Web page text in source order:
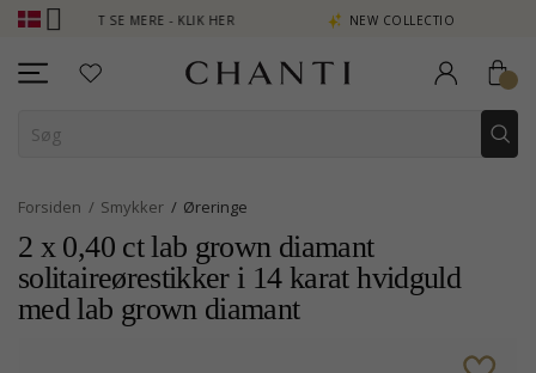
SE MERE - KLIK HER NEW COLLECTION | AURA
Forsiden Smykker Øreringe
2 x 0,40 ct lab grown diamant
solitaireørestikker i 14 karat hvidguld
med lab grown diamant